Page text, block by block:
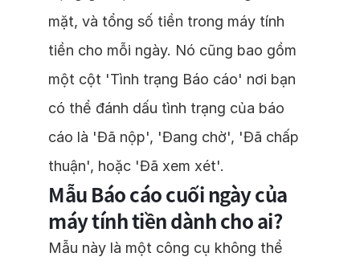
mặt, và tổng số tiền trong máy tính
tiền cho mỗi ngày. Nó cũng bao gồm
một cột 'Tình trạng Báo cáo' nơi bạn
có thể đánh dấu tình trạng của báo
cáo là 'Đã nộp', 'Đang chờ', 'Đã chấp
thuận', hoặc 'Đã xem xét'.
Mẫu Báo cáo cuối ngày của
máy tính tiền dành cho ai?
Mẫu này là một công cụ không thể